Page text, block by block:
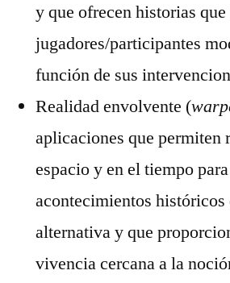
y que ofrecen historias
jugadores/participantes
función de sus
Realidad envolvente (
aplicaciones que permiten
espacio y en el tiempo
acontecimientos históricos
alternativa y que
vivencia cercana a la